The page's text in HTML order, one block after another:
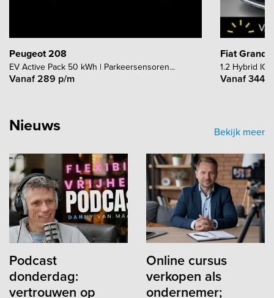
Peugeot 208
EV Active Pack 50 kWh | Parkeersensoren...
Vanaf 289 p/m
Fiat
1.2 Hybrid
Vanaf 344
Nieuws Bekijk meer
Podcast
donderdag:
vertrouwen op
Online cursus
verkopen als
ondernemer;